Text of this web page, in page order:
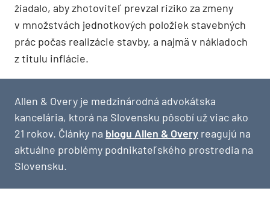
žiadalo, aby zhotoviteľ prevzal riziko za zmeny
v množstvách jednotkových položiek stavebných
prác počas realizácie stavby, a najmä v nákladoch
z titulu inflácie.
Allen & Overy je medzinárodná advokátska
kancelária, ktorá na Slovensku pôsobí už viac ako
21 rokov. Články na blogu Allen & Overy reagujú na
aktuálne problémy podnikateľského prostredia na
Slovensku.